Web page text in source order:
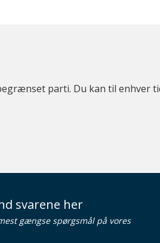
parti. Du kan til enhver
svarene her
gængse spørgsmål på vores